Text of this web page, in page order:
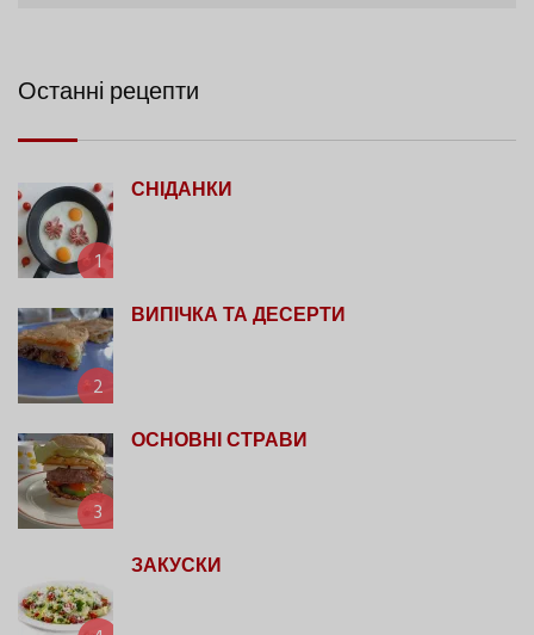
Останні рецепти
1
СНІДАНКИ
2
ВИПІЧКА ТА ДЕСЕРТИ
3
ОСНОВНІ СТРАВИ
ЗАКУСКИ